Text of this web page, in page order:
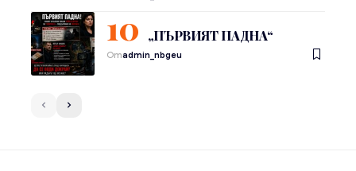
„ПЪРВИЯТ ПАДНА“
Отadmin_nbgeu